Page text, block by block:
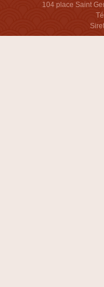
104 place Saint